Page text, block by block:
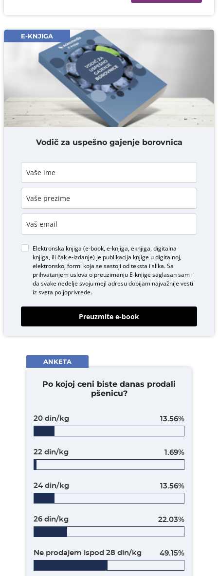
Email* obavezno
Komentar* obavezno
DODAJ KOMENTAR
E-KNJIGA
Vodič za uspešno gajenje borovnica
Elektronska knjiga (e-book, e-knjiga, eknjiga, digitalna
knjiga, ili čak e-izdanje) je publikacija knjige u digitalnoj,
elektronskoj formi koja se sastoji od teksta i slika. Sa
prihvatanjem uslova o preuzimanju E-knjigesaglasan sam i
da svake nedelje svoju mejl adresu dobijam najvažnije vesti
iz sveta poljoprivrede.
Preuzmite e-book
ANKETA
Po kojoj ceni biste danas prodali
pšenicu?
13.56%
20 din/kg
1.69%
22 din/kg
13.56%
24 din/kg
22.03%
26 din/kg
49.15%
Ne prodajem ispod 28 din/kg